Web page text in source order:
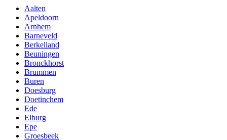
Aalten
Apeldoorn
Arnhem
Barneveld
Berkelland
Beuningen
Bronckhorst
Brummen
Buren
Doesburg
Doetinchem
Ede
Elburg
Epe
Groesbeek